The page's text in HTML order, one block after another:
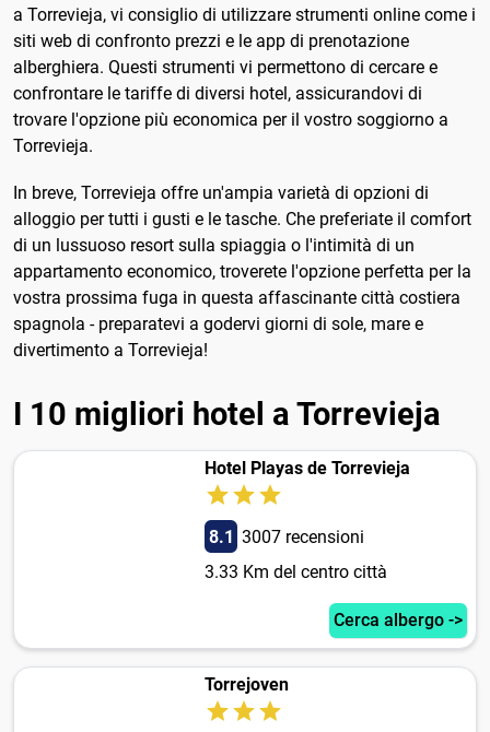
a Torrevieja, vi consiglio di utilizzare strumenti online come i
siti web di confronto prezzi e le app di prenotazione
alberghiera. Questi strumenti vi permettono di cercare e
confrontare le tariffe di diversi hotel, assicurandovi di
trovare l'opzione più economica per il vostro soggiorno a
Torrevieja.
In breve, Torrevieja offre un'ampia varietà di opzioni di
alloggio per tutti i gusti e le tasche. Che preferiate il comfort
di un lussuoso resort sulla spiaggia o l'intimità di un
appartamento economico, troverete l'opzione perfetta per la
vostra prossima fuga in questa affascinante città costiera
spagnola - preparatevi a godervi giorni di sole, mare e
divertimento a Torrevieja!
I 10 migliori hotel a Torrevieja
Hotel Playas de Torrevieja
8.1 3007 recensioni
3.33 Km del centro città
Cerca albergo ->
Torrejoven